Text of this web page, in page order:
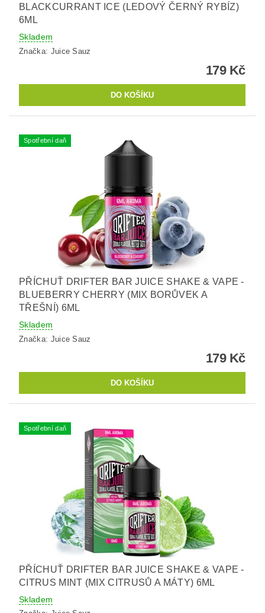
BLACKCURRANT ICE (LEDOVÝ ČERNÝ RYBÍZ)
6ML
Skladem
Značka: Juice Sauz
179 Kč
Spotřební daň
PŘÍCHUŤ DRIFTER BAR JUICE SHAKE & VAPE -
BLUEBERRY CHERRY (MIX BORŮVEK A
TŘEŠNÍ) 6ML
Skladem
Značka: Juice Sauz
179 Kč
Spotřební daň
PŘÍCHUŤ DRIFTER BAR JUICE SHAKE & VAPE -
CITRUS MINT (MIX CITRUSŮ A MÁTY) 6ML
Skladem